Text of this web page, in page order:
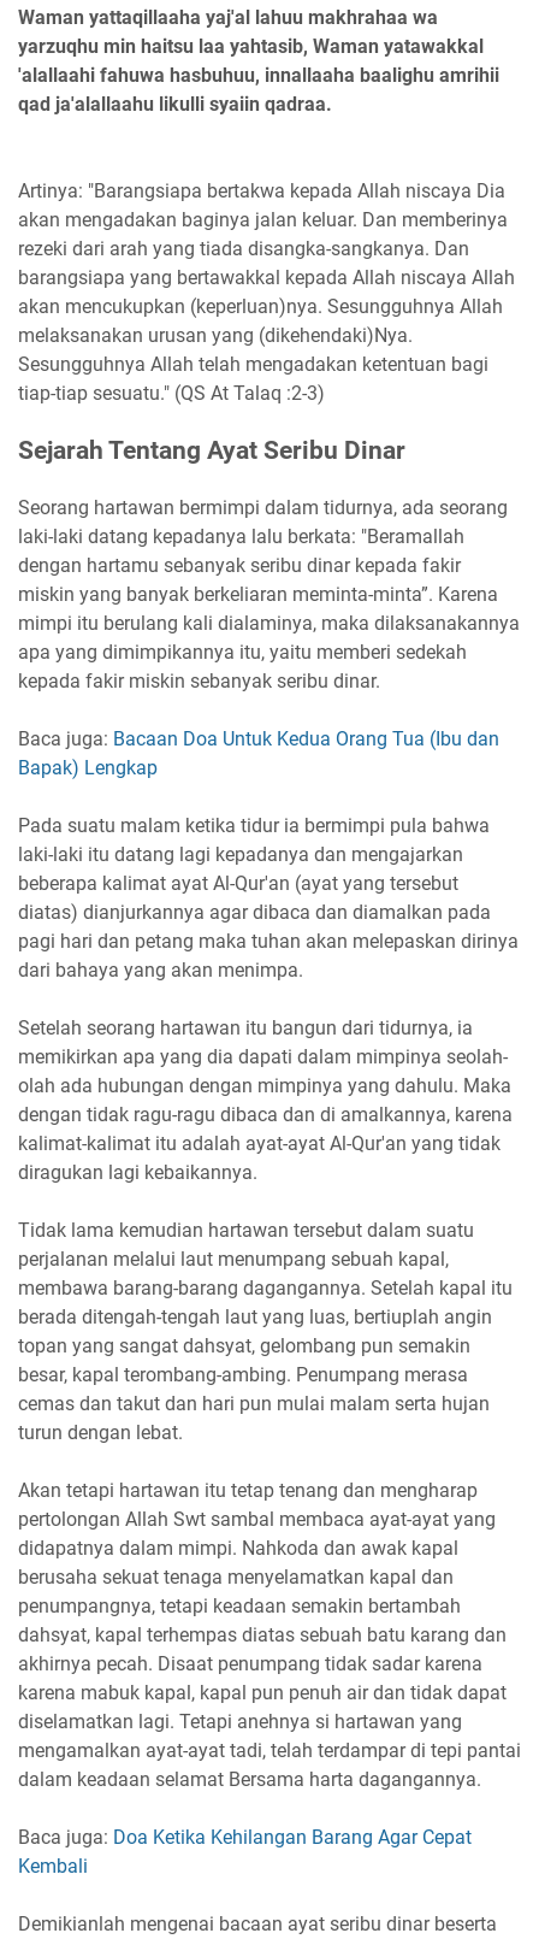
Waman yattaqillaaha yaj'al lahuu makhrahaa wa
yarzuqhu min haitsu laa yahtasib, Waman yatawakkal
'alallaahi fahuwa hasbuhuu, innallaaha baalighu amrihii
qad ja'alallaahu likulli syaiin qadraa.
Artinya: "Barangsiapa bertakwa kepada Allah niscaya Dia
akan mengadakan baginya jalan keluar. Dan memberinya
rezeki dari arah yang tiada disangka-sangkanya. Dan
barangsiapa yang bertawakkal kepada Allah niscaya Allah
akan mencukupkan (keperluan)nya. Sesungguhnya Allah
melaksanakan urusan yang (dikehendaki)Nya.
Sesungguhnya Allah telah mengadakan ketentuan bagi
tiap-tiap sesuatu." (QS At Talaq :2-3)
Sejarah Tentang Ayat Seribu Dinar
Seorang hartawan bermimpi dalam tidurnya, ada seorang
laki-laki datang kepadanya lalu berkata: "Beramallah
dengan hartamu sebanyak seribu dinar kepada fakir
miskin yang banyak berkeliaran meminta-minta”. Karena
mimpi itu berulang kali dialaminya, maka dilaksanakannya
apa yang dimimpikannya itu, yaitu memberi sedekah
kepada fakir miskin sebanyak seribu dinar.
Baca juga: Bacaan Doa Untuk Kedua Orang Tua (Ibu dan
Bapak) Lengkap
Pada suatu malam ketika tidur ia bermimpi pula bahwa
laki-laki itu datang lagi kepadanya dan mengajarkan
beberapa kalimat ayat Al-Qur'an (ayat yang tersebut
diatas) dianjurkannya agar dibaca dan diamalkan pada
pagi hari dan petang maka tuhan akan melepaskan dirinya
dari bahaya yang akan menimpa.
Setelah seorang hartawan itu bangun dari tidurnya, ia
memikirkan apa yang dia dapati dalam mimpinya seolah-
olah ada hubungan dengan mimpinya yang dahulu. Maka
dengan tidak ragu-ragu dibaca dan di amalkannya, karena
kalimat-kalimat itu adalah ayat-ayat Al-Qur'an yang tidak
diragukan lagi kebaikannya.
Tidak lama kemudian hartawan tersebut dalam suatu
perjalanan melalui laut menumpang sebuah kapal,
membawa barang-barang dagangannya. Setelah kapal itu
berada ditengah-tengah laut yang luas, bertiuplah angin
topan yang sangat dahsyat, gelombang pun semakin
besar, kapal terombang-ambing. Penumpang merasa
cemas dan takut dan hari pun mulai malam serta hujan
turun dengan lebat.
Akan tetapi hartawan itu tetap tenang dan mengharap
pertolongan Allah Swt sambal membaca ayat-ayat yang
didapatnya dalam mimpi. Nahkoda dan awak kapal
berusaha sekuat tenaga menyelamatkan kapal dan
penumpangnya, tetapi keadaan semakin bertambah
dahsyat, kapal terhempas diatas sebuah batu karang dan
akhirnya pecah. Disaat penumpang tidak sadar karena
karena mabuk kapal, kapal pun penuh air dan tidak dapat
diselamatkan lagi. Tetapi anehnya si hartawan yang
mengamalkan ayat-ayat tadi, telah terdampar di tepi pantai
dalam keadaan selamat Bersama harta dagangannya.
Baca juga: Doa Ketika Kehilangan Barang Agar Cepat
Kembali
Demikianlah mengenai bacaan ayat seribu dinar beserta